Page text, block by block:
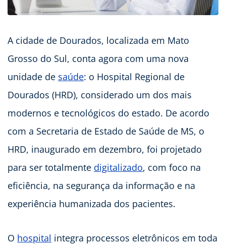
A cidade de Dourados, localizada em Mato
Grosso do Sul, conta agora com uma nova
unidade de saúde: o Hospital Regional de
Dourados (HRD), considerado um dos mais
modernos e tecnológicos do estado. De acordo
com a Secretaria de Estado de Saúde de MS, o
HRD, inaugurado em dezembro, foi projetado
para ser totalmente digitalizado, com foco na
eficiência, na segurança da informação e na
experiência humanizada dos pacientes.
O hospital integra processos eletrônicos em toda